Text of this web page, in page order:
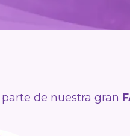
de nuestra gran